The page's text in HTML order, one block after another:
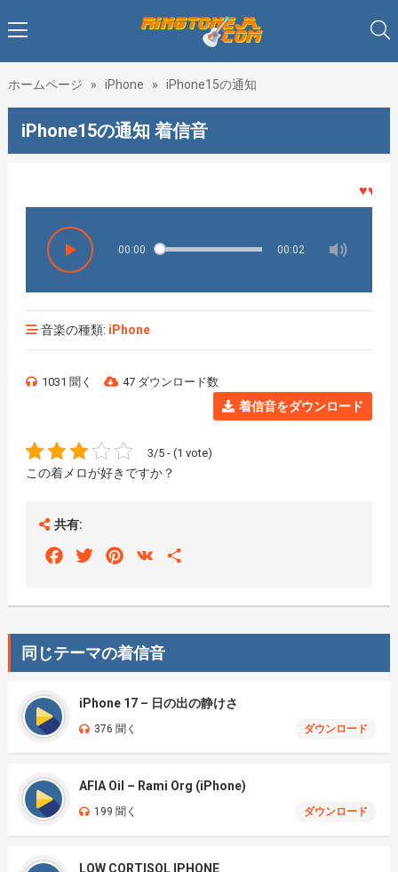
ホームページ » iPhone » iPhone15の通知
iPhone15の通知 着信音
♥♥♥着メ
00:00 00:02
音楽の種類: iPhone
1031 聞く 47 ダウンロード数
着信音をダウンロード
3/5 - (1 vote)
この着メロが好きですか？
共有:
FacebookTwitterPinterest
VK
同じテーマの着信音
iPhone 17 – 日の出の静けさ
376 聞く ダウンロード
AFIA Oil – Rami Org (iPhone)
199 聞く ダウンロード
LOW CORTISOL IPHONE